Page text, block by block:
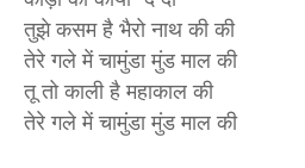
तुझे कसम है भैरो नाथ की की
तेरे गले में चामुंडा मुंड माल की
तू तो काली है महाकाल की
तेरे गले में चामुंडा मुंड माल की